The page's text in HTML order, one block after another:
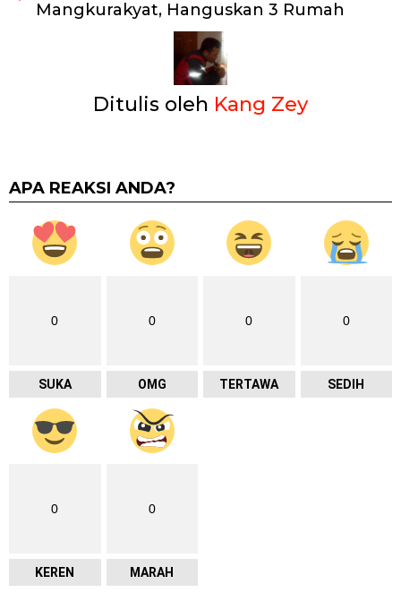
Mangkurakyat, Hanguskan 3 Rumah
Ditulis oleh Kang Zey
APA REAKSI ANDA?
0
SUKA
0
OMG
0
TERTAWA
0
SEDIH
0
KEREN
0
MARAH